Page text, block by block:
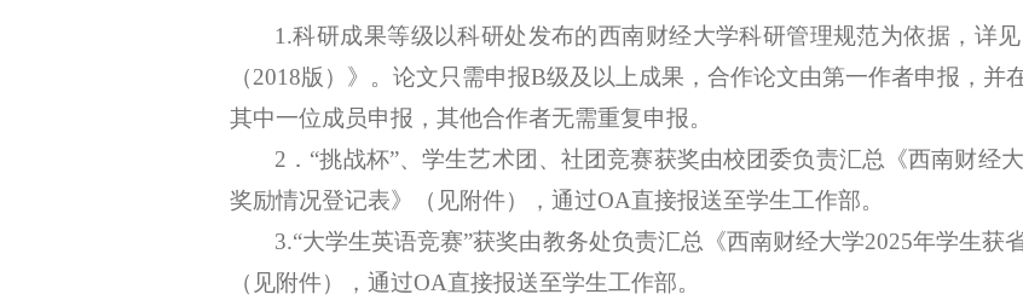
1.科研成果等级以科研处发布的西南财经大学科研管理规范为依据，详
（2018版）》。论文只需申报B级及以上成果，合作论文由第一作者申报，并
其中一位成员申报，其他合作者无需重复申报。
2．“挑战杯”、学生艺术团、社团竞赛获奖由校团委负责汇总《西南财经
奖励情况登记表》（见附件），通过OA直接报送至学生工作部。
3.“大学生英语竞赛”获奖由教务处负责汇总《西南财经大学2025年学生获
（见附件），通过OA直接报送至学生工作部。